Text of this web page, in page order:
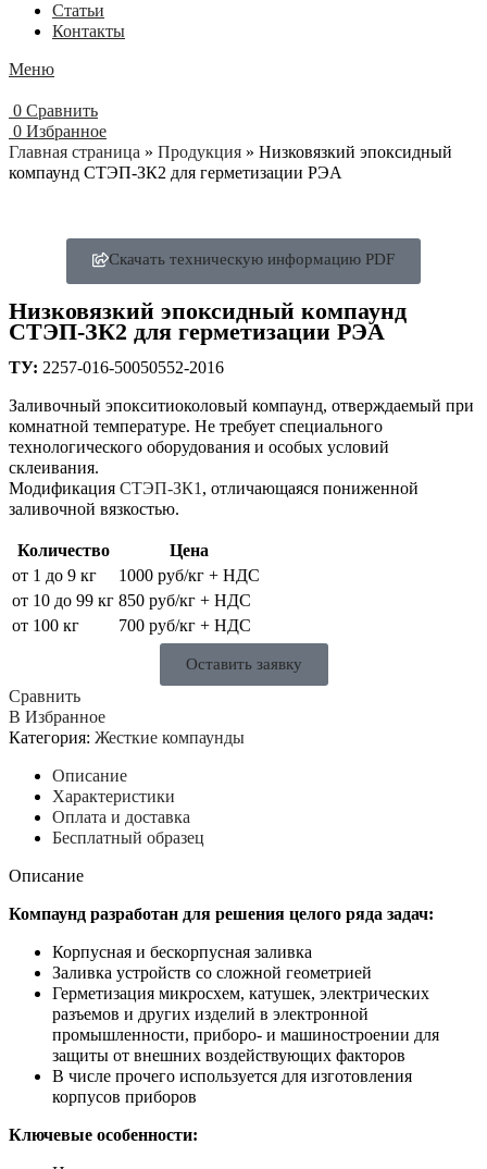
Статьи
Контакты
Меню
0 Сравнить
0 Избранное
Главная страница » Продукция » Низковязкий эпоксидный
компаунд СТЭП-ЗК2 для герметизации РЭА
Скачать техническую информацию PDF
Низковязкий эпоксидный компаунд
СТЭП-ЗК2 для герметизации РЭА
ТУ: 2257-016-50050552-2016
Заливочный эпокситиоколовый компаунд, отверждаемый при
комнатной температуре. Не требует специального
технологического оборудования и особых условий
склеивания.
Модификация СТЭП-ЗК1, отличающаяся пониженной
заливочной вязкостью.
Количество
Цена
от 1 до 9 кг
1000 руб/кг + НДС
от 10 до 99 кг 850 руб/кг + НДС
от 100 кг
700 руб/кг + НДС
Оставить заявку
Сравнить
В Избранное
Категория: Жесткие компаунды
Описание
Характеристики
Оплата и доставка
Бесплатный образец
Описание
Компаунд разработан для решения целого ряда задач:
Корпусная и бескорпусная заливка
Заливка устройств со сложной геометрией
Герметизация микросхем, катушек, электрических
разъемов и других изделий в электронной
промышленности, приборо- и машиностроении для
защиты от внешних воздействующих факторов
В числе прочего используется для изготовления
корпусов приборов
Ключевые особенности: